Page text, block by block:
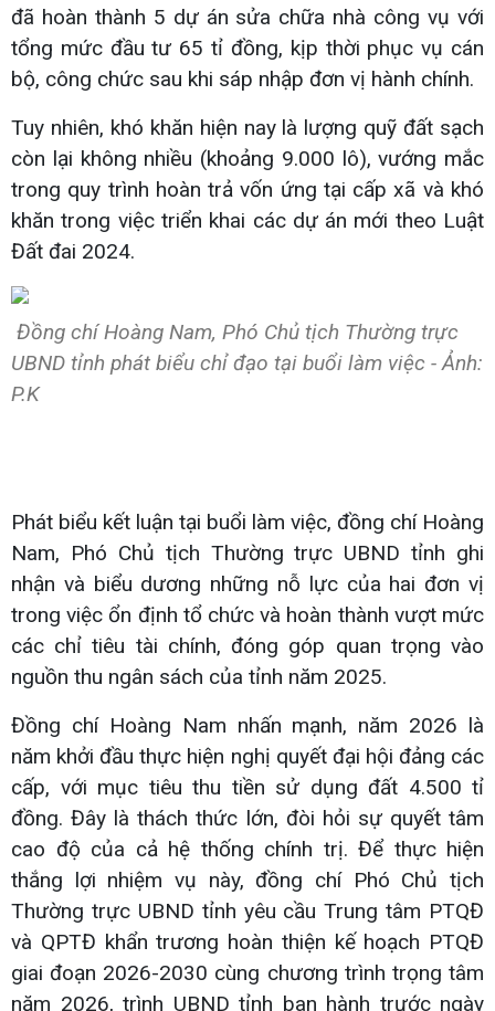
đã hoàn thành 5 dự án sửa chữa nhà công vụ với
tổng mức đầu tư 65 tỉ đồng, kịp thời phục vụ cán
bộ, công chức sau khi sáp nhập đơn vị hành chính.
Tuy nhiên, khó khăn hiện nay là lượng quỹ đất sạch
còn lại không nhiều (khoảng 9.000 lô), vướng mắc
trong quy trình hoàn trả vốn ứng tại cấp xã và khó
khăn trong việc triển khai các dự án mới theo Luật
Đất đai 2024.
Đồng chí Hoàng Nam, Phó Chủ tịch Thường trực
UBND tỉnh phát biểu chỉ đạo tại buổi làm việc - Ảnh:
P.K
Phát biểu kết luận tại buổi làm việc, đồng chí Hoàng
Nam, Phó Chủ tịch Thường trực UBND tỉnh ghi
nhận và biểu dương những nỗ lực của hai đơn vị
trong việc ổn định tổ chức và hoàn thành vượt mức
các chỉ tiêu tài chính, đóng góp quan trọng vào
nguồn thu ngân sách của tỉnh năm 2025.
Đồng chí Hoàng Nam nhấn mạnh, năm 2026 là
năm khởi đầu thực hiện nghị quyết đại hội đảng các
cấp, với mục tiêu thu tiền sử dụng đất 4.500 tỉ
đồng. Đây là thách thức lớn, đòi hỏi sự quyết tâm
cao độ của cả hệ thống chính trị. Để thực hiện
thắng lợi nhiệm vụ này, đồng chí Phó Chủ tịch
Thường trực UBND tỉnh yêu cầu Trung tâm PTQĐ
và QPTĐ khẩn trương hoàn thiện kế hoạch PTQĐ
giai đoạn 2026-2030 cùng chương trình trọng tâm
năm 2026, trình UBND tỉnh ban hành trước ngày